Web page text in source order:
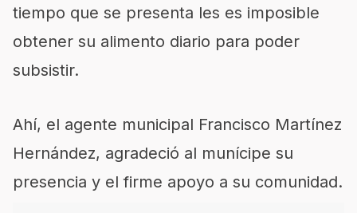
tiempo que se presenta les es imposible
obtener su alimento diario para poder
subsistir.
Ahí, el agente municipal Francisco Martínez
Hernández, agradeció al munícipe su
presencia y el firme apoyo a su comunidad.